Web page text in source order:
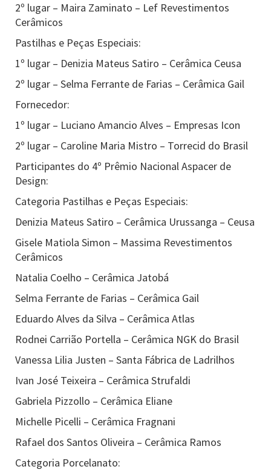
2º lugar – Maira Zaminato – Lef Revestimentos
Cerâmicos
Pastilhas e Peças Especiais:
1º lugar – Denizia Mateus Satiro – Cerâmica Ceusa
2º lugar – Selma Ferrante de Farias – Cerâmica Gail
Fornecedor:
1º lugar – Luciano Amancio Alves – Empresas Icon
2º lugar – Caroline Maria Mistro – Torrecid do Brasil
Participantes do 4º Prêmio Nacional Aspacer de
Design:
Categoria Pastilhas e Peças Especiais:
Denizia Mateus Satiro – Cerâmica Urussanga – Ceusa
Gisele Matiola Simon – Massima Revestimentos
Cerâmicos
Natalia Coelho – Cerâmica Jatobá
Selma Ferrante de Farias – Cerâmica Gail
Eduardo Alves da Silva – Cerâmica Atlas
Rodnei Carrião Portella – Cerâmica NGK do Brasil
Vanessa Lilia Justen – Santa Fábrica de Ladrilhos
Ivan José Teixeira – Cerâmica Strufaldi
Gabriela Pizzollo – Cerâmica Eliane
Michelle Picelli – Cerâmica Fragnani
Rafael dos Santos Oliveira – Cerâmica Ramos
Categoria Porcelanato: